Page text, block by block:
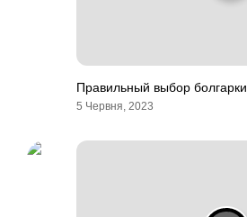
Правильный выбор болгарки
5 Червня, 2023